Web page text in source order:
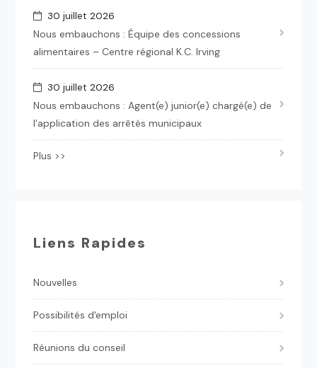
30 juillet 2026
Nous embauchons : Équipe des concessions
alimentaires – Centre régional K.C. Irving
30 juillet 2026
Nous embauchons : Agent(e) junior(e) chargé(e) de
l'application des arrêtés municipaux
Plus >>
Liens Rapides
Nouvelles
Possibilités d'emploi
Réunions du conseil